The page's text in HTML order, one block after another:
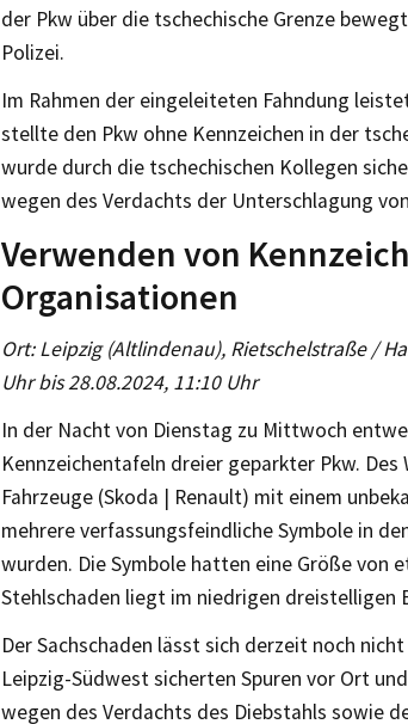
der Pkw über die tschechische Grenze
Polizei.
Im Rahmen der eingeleiteten Fahndung
stellte den Pkw ohne Kennzeichen in der
wurde durch die tschechischen Kollegen
wegen des Verdachts der Unterschlagung
Verwenden von
Organisationen
Ort: Leipzig (Altlindenau), Rietschelstraße /
Uhr bis 28.08.2024, 11:10 Uhr
In der Nacht von Dienstag zu Mittwoch
Kennzeichentafeln dreier geparkter Pkw.
Fahrzeuge (Skoda | Renault) mit einem
mehrere verfassungsfeindliche Symbole in
wurden. Die Symbole hatten eine Größe von
Stehlschaden liegt im niedrigen dreistelligen
Der Sachschaden lässt sich derzeit noch
Leipzig-Südwest sicherten Spuren vor Ort
wegen des Verdachts des Diebstahls sowie